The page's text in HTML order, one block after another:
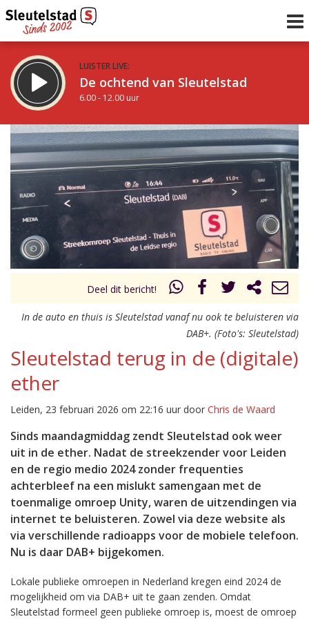
LUISTER LIVE:
De ochtend van Sleutelstad
6.00 - 12.00 uur
STRAKS:
De middag van Sleutelstad
12.00 - 18.00 uur
Vorig uur
uur 1 van 0 Volgend uur
Deel dit bericht!
In de auto en thuis is Sleutelstad vanaf nu ook te beluisteren via
DAB+. (Foto's: Sleutelstad)
Sleutelstad terug in de (digitale)
ether
Leiden, 23 februari 2026 om 22:16 uur door Chris de Waard
Sinds maandagmiddag zendt Sleutelstad ook weer
uit in de ether. Nadat de streekzender voor Leiden
en de regio medio 2024 zonder frequenties
achterbleef na een mislukt samengaan met de
toenmalige omroep Unity, waren de uitzendingen via
internet te beluisteren. Zowel via deze website als
via verschillende radioapps voor de mobiele telefoon.
Nu is daar DAB+ bijgekomen.
Lokale publieke omroepen in Nederland kregen eind 2024 de
mogelijkheid om via DAB+ uit te gaan zenden. Omdat
Sleutelstad formeel geen publieke omroep is, moest de omroep